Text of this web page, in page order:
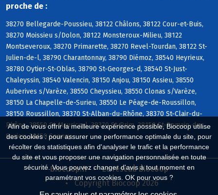
Afin de vous offrir la meilleure expérience possible, Biocoop utilise
des cookies : pour assurer une performance optimale du site, pour
récolter des statistiques afin d'analyser le trafic et la performance
du site et vous proposer une navigation personnalisée en toute
sécurité. Vous pouvez changer d'avis à tout moment en
paramétrant vos cookies. OK pour vous ?
proche de :
38270 Bellegarde-Poussieu, 38122 Châlons, 38122 Cour-et-Buis,
38270 Moissieu s/Dolon, 38122 Monsteroux-Milieu, 38122
Montseveroux, 38270 Primarette, 38270 Revel-Tourdan, 38122 St-
Julien-de-l, 38790 Charantonnay, 38790 Diémoz, 38540 Heyrieux,
38780 Oytier-St-Oblas, 38790 St-Georges-d, 38540 St-Just-
Chaleyssin, 38540 Valencin, 38150 Anjou, 38150 Assieu, 38550
Auberives s/Varèze, 38550 Cheyssieu, 38550 Clonas s/Varèze,
38150 La Chapelle-de-Surieu, 38550 Le Péage-de-Roussillon,
38150 Roussillon, 38370 St-Alban-du-Rhône, 38370 St-Clair-du-
Rhône, 38550 St-Maurice-l, 38370 St-Prim, 38150 St-Romain-de-
Surieu, 38150 Sonnay
Biocoop.fr
Le réseau Biocoop
Copyright Biocoop 2026